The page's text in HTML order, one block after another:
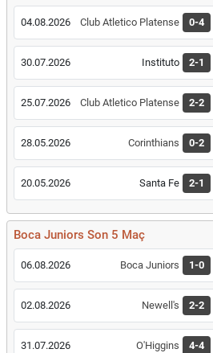
04.08.2026 Club Atletico Platense 0-4
30.07.2026 Instituto 2-1
25.07.2026 Club Atletico Platense 2-2
28.05.2026 Corinthians 0-2
20.05.2026 Santa Fe 2-1
Boca Juniors Son 5 Maç
06.08.2026 Boca Juniors 1-0
02.08.2026 Newell's 2-2
31.07.2026 O'Higgins 4-4